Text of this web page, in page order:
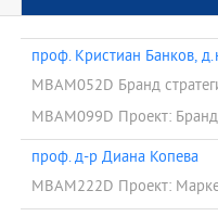
проф. Кристиан Банков,
MBAM052D Бранд
MBAM099D Проект:
проф. д-р Диана Копева
MBAM222D Проект: